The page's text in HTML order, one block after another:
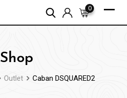
0
Shop
Outlet Caban DSQUARED2